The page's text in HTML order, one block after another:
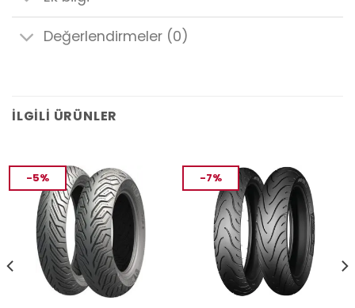
Değerlendirmeler (0)
İLGILI ÜRÜNLER
-5% -7%